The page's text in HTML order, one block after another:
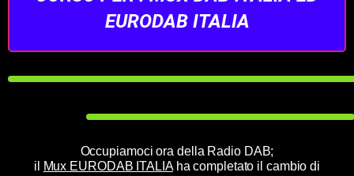
EURODAB ITALIA
Occupiamoci ora della Radio DAB;
il
Mux EURODAB ITALIAha completato il cambio di